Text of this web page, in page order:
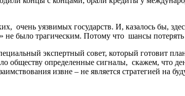
очень уязвимых государств. И, казалось бы,
не было трагическим. Потому что шансы потерять
экспертный совет, который готовит
обществу определенные сигналы, скажем, что
извне – не является стратегией на